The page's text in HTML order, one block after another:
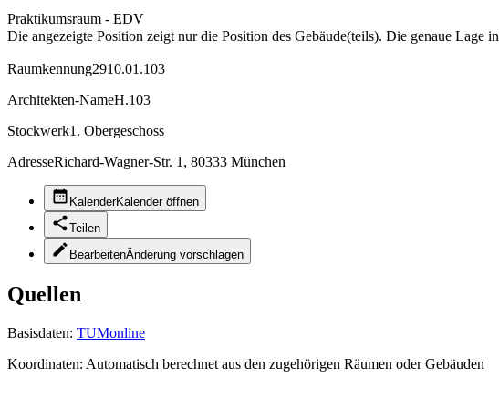
Praktikumsraum - EDV
Die angezeigte Position zeigt nur die Position des Gebäude(teils). Die genaue Lage
Raumkennung2910.01.103
Architekten-NameH.103
Stockwerk1. Obergeschoss
AdresseRichard-Wagner-Str. 1, 80333 München
KalenderKalender öffnen
Teilen
BearbeitenÄnderung vorschlagen
Quellen
Basisdaten: TUMonline
Koordinaten: Automatisch berechnet aus den zugehörigen Räumen oder Gebäuden